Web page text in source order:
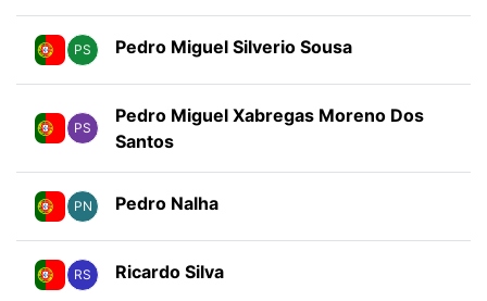
PS Pedro Miguel Silverio Sousa
PS
Pedro Miguel Xabregas Moreno Dos
Santos
PN Pedro Nalha
RS Ricardo Silva